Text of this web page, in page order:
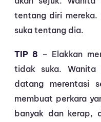
tentang diri
suka tentang dia.
TIP 8 – Elakkan
tidak suka. Wanita
datang merentasi
membuat perkara
banyak dan kerap,